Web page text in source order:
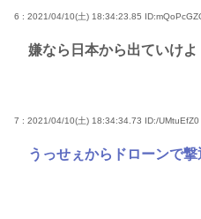
6 : 2021/04/10(土) 18:34:23.85
嫌なら日本から出ていけよ
7 : 2021/04/10(土) 18:34:34.73 ID:/UMtuEfZ0
うっせぇからドローンで